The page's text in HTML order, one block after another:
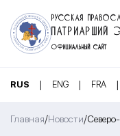
РУССКАЯ
ПАТРИАРШИЙ
ОФИЦИАЛЬНЫЙ САЙТ
RUS | ENG | FRA |
Главная/Новости/